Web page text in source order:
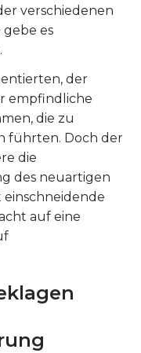
verschiedenen
es
der
empfindliche
die zu
führten. Doch der
die
des neuartigen
auf eine